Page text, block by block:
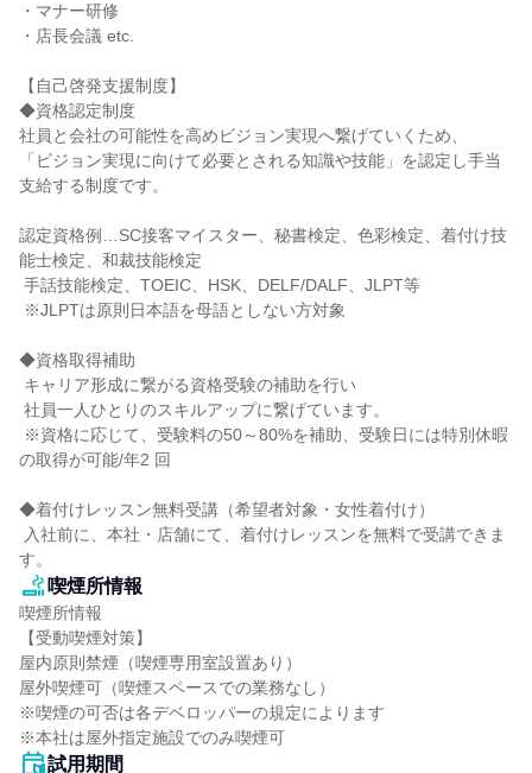
・マナー研修
・店長会議 etc.
【自己啓発支援制度】
◆資格認定制度
社員と会社の可能性を高めビジョン実現へ繋げていくため、
「ビジョン実現に向けて必要とされる知識や技能」を認定し手当
支給する制度です。
認定資格例…SC接客マイスター、秘書検定、色彩検定、着付け技
能士検定、和裁技能検定
◆資格取得補助
の取得が可能/年2 回
◆着付けレッスン無料受講（希望者対象・女性着付け）
す。
喫煙所情報
喫煙所情報
【受動喫煙対策】
屋内原則禁煙（喫煙専用室設置あり）
屋外喫煙可（喫煙スペースでの業務なし）
※喫煙の可否は各デベロッパーの規定によります
※本社は屋外指定施設でのみ喫煙可
試用期間